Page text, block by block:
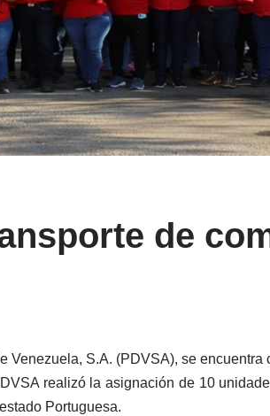
de
Venezuela, S.A. (PDVSA), se encuentra
realizó la asignación de 10
Portuguesa.